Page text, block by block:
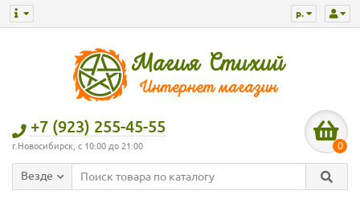
р.
+7 (923) 255-45-55
г.Новосибирск, с 10:00 до 21:00 0
Везде